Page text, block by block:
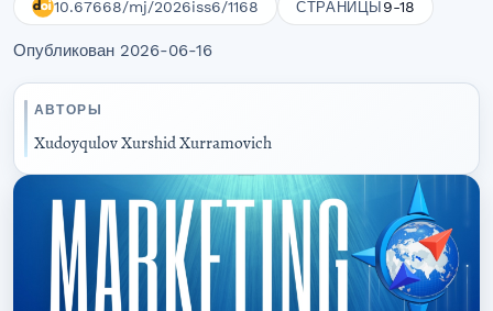
10.67668/mj/2026iss6/1168 СТРАНИЦЫ 9-18
Опубликован 2026-06-16
АВТОРЫ
Xudoyqulov Xurshid Xurramovich